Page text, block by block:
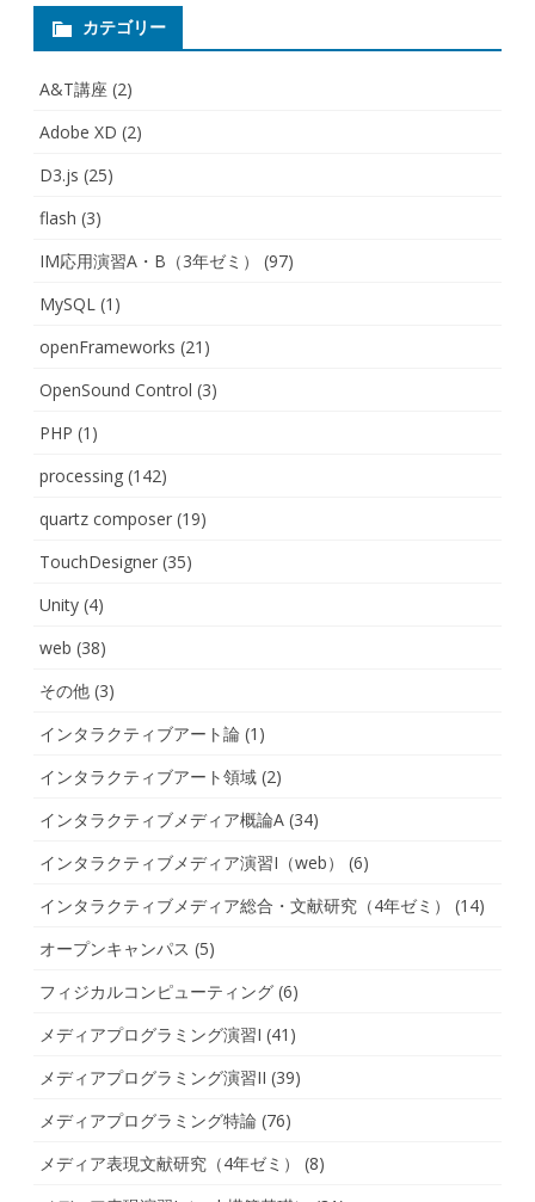
ョ
カテゴリー
A&T講座 (2)
Adobe XD (2)
D3.js (25)
flash (3)
IM応用演習A・B（3年ゼミ）
(97)
MySQL (1)
openFrameworks (21)
OpenSound Control (3)
PHP (1)
processing (142)
quartz composer (19)
TouchDesigner (35)
Unity (4)
web (38)
その他 (3)
インタラクティブアート論 (1)
インタラクティブアート領域 (2)
インタラクティブメディア概論A (34)
インタラクティブメディア演習I（web）
(6)
インタラクティブメディア総合・文献研究（4年ゼミ）
(14)
オープンキャンパス (5)
フィジカルコンピューティング (6)
メディアプログラミング演習I (41)
メディアプログラミング演習II (39)
メディアプログラミング特論 (76)
メディア表現文献研究（4年ゼミ）
(8)